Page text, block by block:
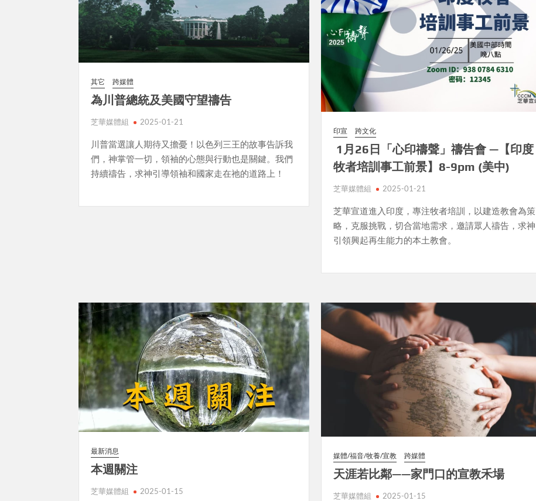
其它 跨媒體
為川普總統及美國守望禱告
芝華媒體組 2025-01-21
川普當選讓人期待又擔憂！以色列三王的故事告訴我
們，神掌管一切，領袖的心態與行動也是關鍵。我們
持續禱告，求神引導領袖和國家走在祂的道路上！
印宣 跨文化
1月26日「心印禱聲」禱告會 —【印度
牧者培訓事工前景】8-9pm (美中)
芝華媒體組 2025-01-21
芝華宣道進入印度，專注牧者培訓，以建造教會為策
略，克服挑戰，切合當地需求，邀請眾人禱告，求神
引領興起再生能力的本土教會。
最新消息
本週關注
芝華媒體組 2025-01-15
媒體/福音/牧養/宣教 跨媒體
天涯若比鄰——家門口的宣教禾場
芝華媒體組 2025-01-15